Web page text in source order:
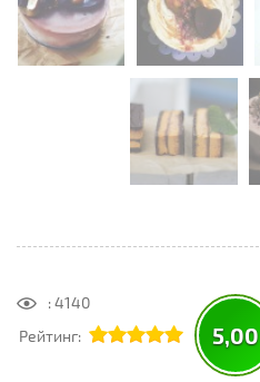
: 4140
Рейтинг:
5,00